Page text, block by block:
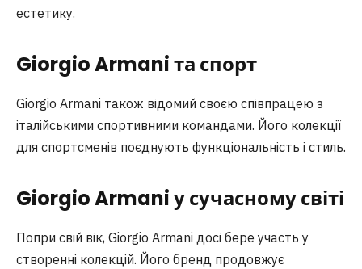
естетику.
Giorgio Armani та спорт
Giorgio Armani також відомий своєю співпрацею з
італійськими спортивними командами. Його колекції
для спортсменів поєднують функціональність і стиль.
Giorgio Armani у сучасному світі
Попри свій вік, Giorgio Armani досі бере участь у
створенні колекцій. Його бренд продовжує